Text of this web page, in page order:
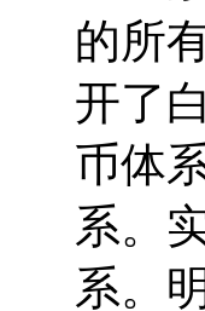
的所
开了
币体
系。
系。